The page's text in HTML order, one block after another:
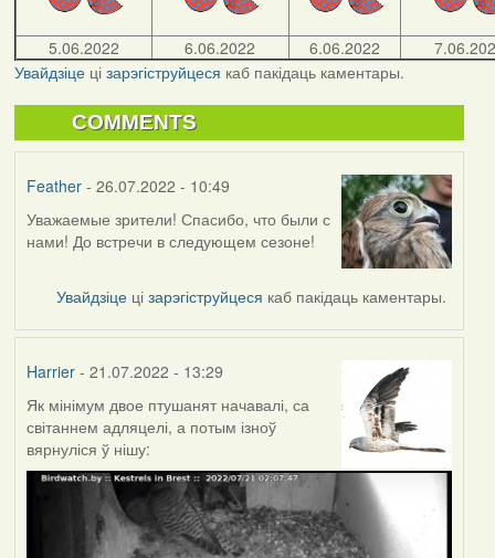
5.06.2022 6.06.2022 6.06.2022
Увайдзіцеці зарэгіструйцеся каб пакідаць каментары.
COMMENTS
Feather- 26.07.2022 - 10:49
Уважаемые зрители! Спасибо, что были с
нами! До встречи в следующем сезоне!
Увайдзіце цізарэгіструйцеся каб пакідаць каментары.
Harrier- 21.07.2022 - 13:29
Як мінімум двое птушанят начавалі, са
світаннем адляцелі, а потым ізноў
вярнуліся ў нішу: